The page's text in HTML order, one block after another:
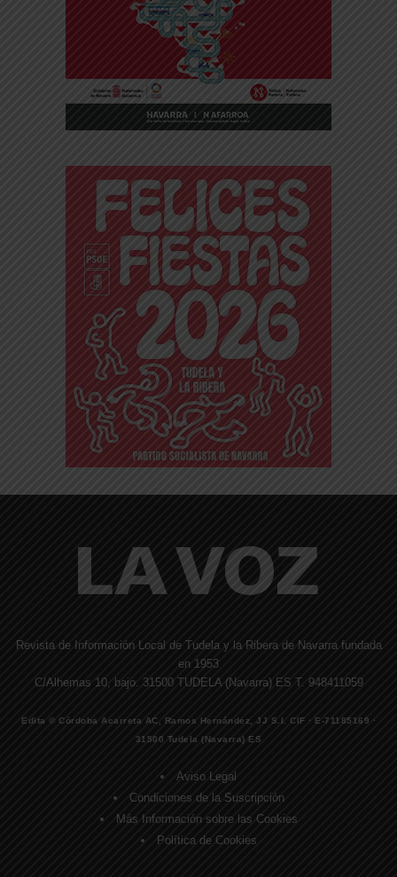
Revista de Información Local de Tudela y la Ribera de Navarra fundada
en 1953
C/Alhemas 10, bajo. 31500 TUDELA (Navarra) ES T. 948411059
Edita © Córdoba Acarreta AC, Ramos Hernández, JJ S.I. CIF · E-71185169 ·
31500 Tudela (Navarra) ES
Aviso Legal
Condiciones de la Suscripción
Más Información sobre las Cookies
Política de Cookies